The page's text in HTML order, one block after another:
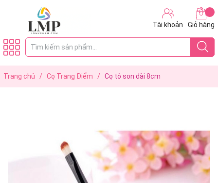
Tài khoản Giỏ hàng
Trang chủ / Cọ Trang Điểm / Cọ tô son dài 8cm